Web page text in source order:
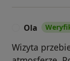
Ola
Wizyta